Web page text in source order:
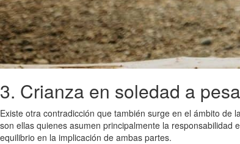
3. Crianza en soledad a
Existe otra contradicción que también surge en el ámbito de
son ellas quienes asumen principalmente la responsabilidad
equilibrio en la implicación de ambas partes.